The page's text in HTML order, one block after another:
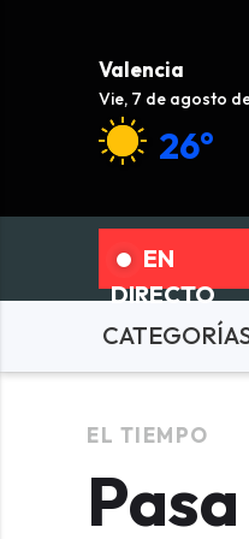
Valencia
Vie, 7 de agosto
26°
EN
DIRECTO
EL TIEMPO